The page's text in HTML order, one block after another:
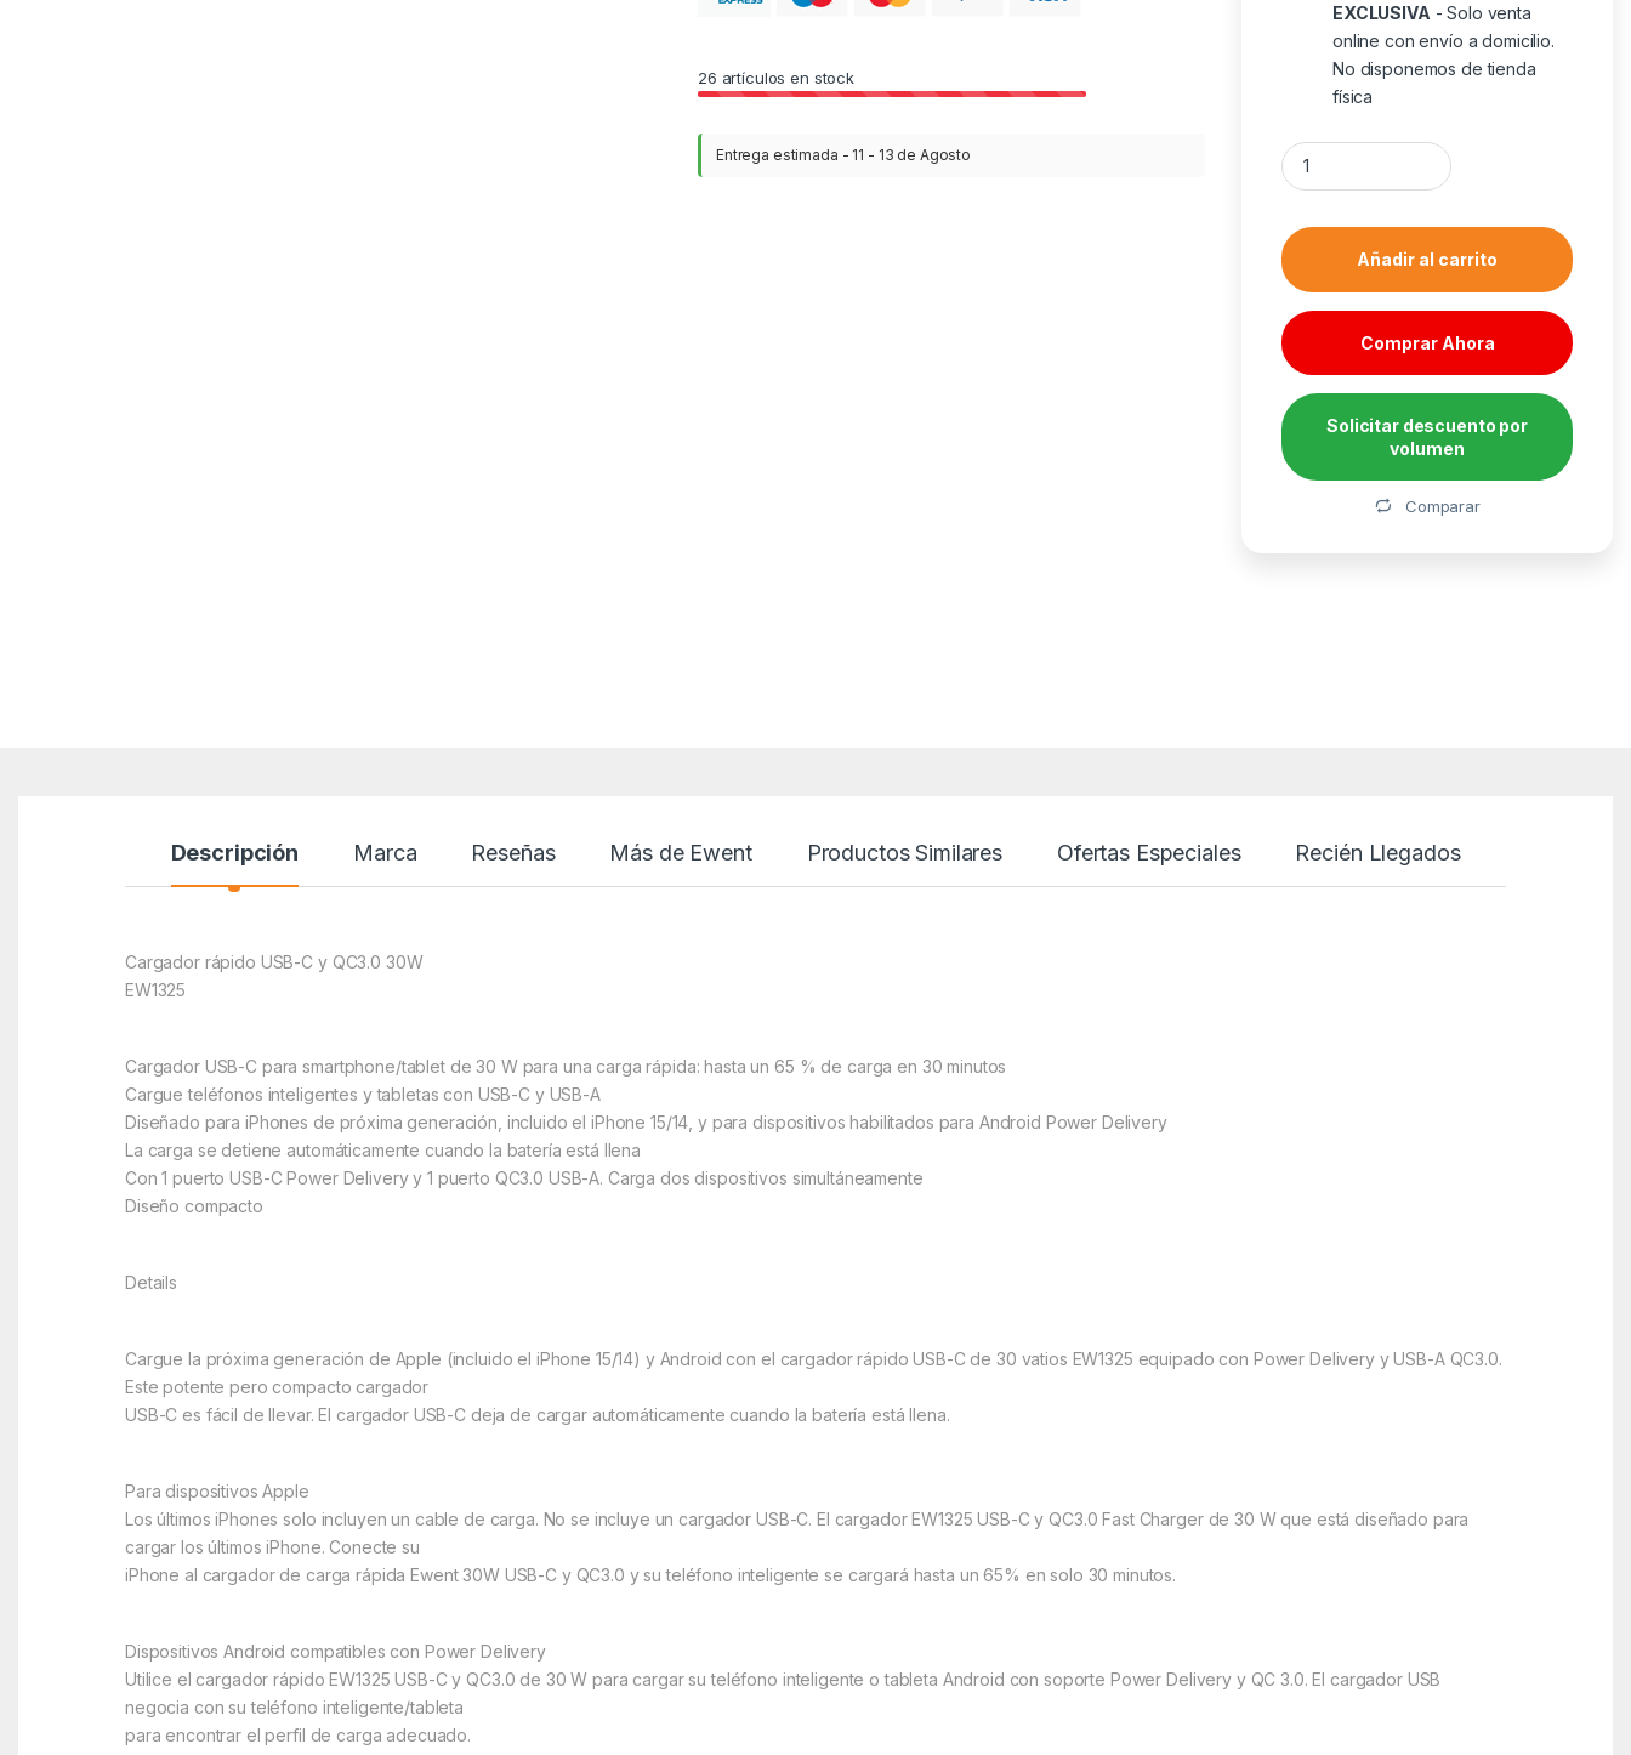
26 artículos en stock
Entrega estimada - 11 - 13 de Agosto
EXCLUSIVA - Solo venta
online con envío a domicilio.
No disponemos de tienda
física
Cargador ewent ew1325 30w usb tipo a -
Añadir al carrito
Comprar Ahora
Solicitar descuento por
volumen
Comparar
Descripción Marca Reseñas Más de Ewent Productos Similares Ofertas Especiales Recién Llegados
Cargador rápido USB-C y QC3.0 30W
EW1325
Cargador USB-C para smartphone/tablet de 30 W para una carga rápida: hasta un 65 % de carga en 30 minutos
Cargue teléfonos inteligentes y tabletas con USB-C y USB-A
Diseñado para iPhones de próxima generación, incluido el iPhone 15/14, y para dispositivos habilitados para Android Power Delivery
La carga se detiene automáticamente cuando la batería está llena
Con 1 puerto USB-C Power Delivery y 1 puerto QC3.0 USB-A. Carga dos dispositivos simultáneamente
Diseño compacto
Details
Cargue la próxima generación de Apple (incluido el iPhone 15/14) y Android con el cargador rápido USB-C de 30 vatios EW1325 equipado con Power Delivery y USB-A QC3.0.
Este potente pero compacto cargador
USB-C es fácil de llevar. El cargador USB-C deja de cargar automáticamente cuando la batería está llena.
Para dispositivos Apple
Los últimos iPhones solo incluyen un cable de carga. No se incluye un cargador USB-C. El cargador EW1325 USB-C y QC3.0 Fast Charger de 30 W que está diseñado para
cargar los últimos iPhone. Conecte su
iPhone al cargador de carga rápida Ewent 30W USB-C y QC3.0 y su teléfono inteligente se cargará hasta un 65% en solo 30 minutos.
Dispositivos Android compatibles con Power Delivery
Utilice el cargador rápido EW1325 USB-C y QC3.0 de 30 W para cargar su teléfono inteligente o tableta Android con soporte Power Delivery y QC 3.0. El cargador USB
negocia con su teléfono inteligente/tableta
para encontrar el perfil de carga adecuado.